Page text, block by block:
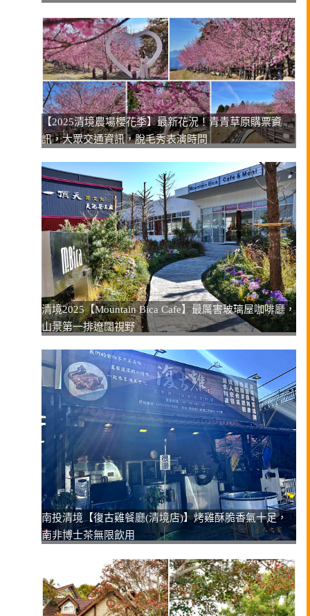
【2025清境農場櫻花季】最新花況！青青草原購票資
訊，大眾交通資訊，脫毛秀表演時間
清境2025【Mountain Bica Cafe】最厲害玻璃屋咖啡廳，
山景第一排遼闊視野
南投清境【復古雞餐廳(清境店)】烤雞酥脆香氣十足，
南非博士茶無限飲用